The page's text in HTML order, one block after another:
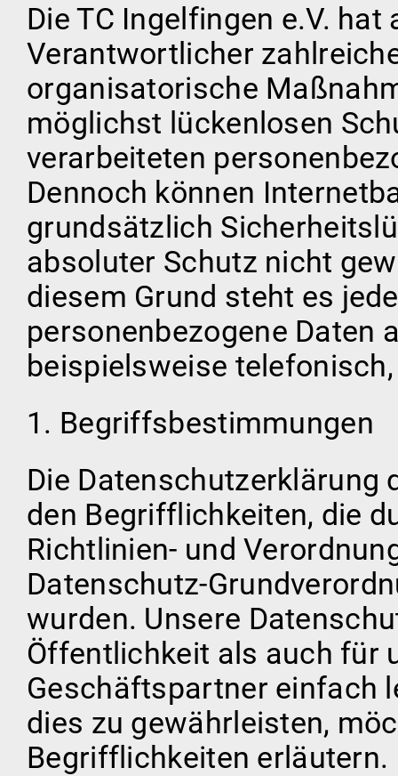
Die TC Ingelfingen e.V.
Verantwortlicher
organisatorische
möglichst lückenlosen
verarbeiteten
Dennoch können
grundsätzlich
absoluter Schutz nicht
diesem Grund steht es
personenbezogene Daten
beispielsweise
1. Begriffsbestimmungen
Die Datenschutzerklärung
den Begrifflichkeiten, die
Richtlinien- und
Datenschutz-
wurden. Unsere
Öffentlichkeit als auch für
Geschäftspartner einfach
dies zu gewährleisten,
Begrifflichkeiten erläutern.